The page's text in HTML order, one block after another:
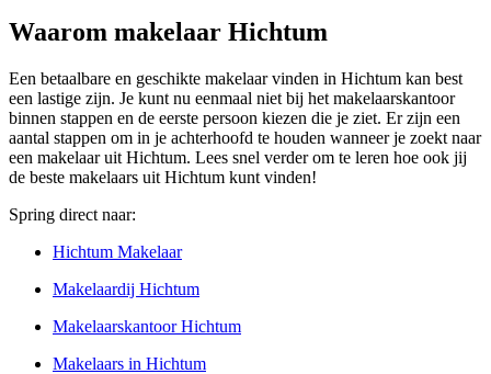
Waarom makelaar Hichtum
Een betaalbare en geschikte makelaar vinden in Hichtum kan best
een lastige zijn. Je kunt nu eenmaal niet bij het makelaarskantoor
binnen stappen en de eerste persoon kiezen die je ziet. Er zijn een
aantal stappen om in je achterhoofd te houden wanneer je zoekt naar
een makelaar uit Hichtum. Lees snel verder om te leren hoe ook jij
de beste makelaars uit Hichtum kunt vinden!
Spring direct naar:
Hichtum Makelaar
Makelaardij Hichtum
Makelaarskantoor Hichtum
Makelaars in Hichtum